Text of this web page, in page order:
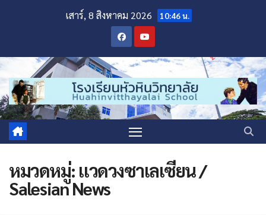
เสาร์, 8 สิงหาคม 2026 10:46 น.
หมวดหมู่: แวดวงซาเลเซียน /
Salesian News